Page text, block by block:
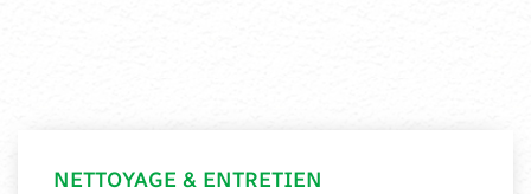
NETTOYAGE & ENTRETIEN